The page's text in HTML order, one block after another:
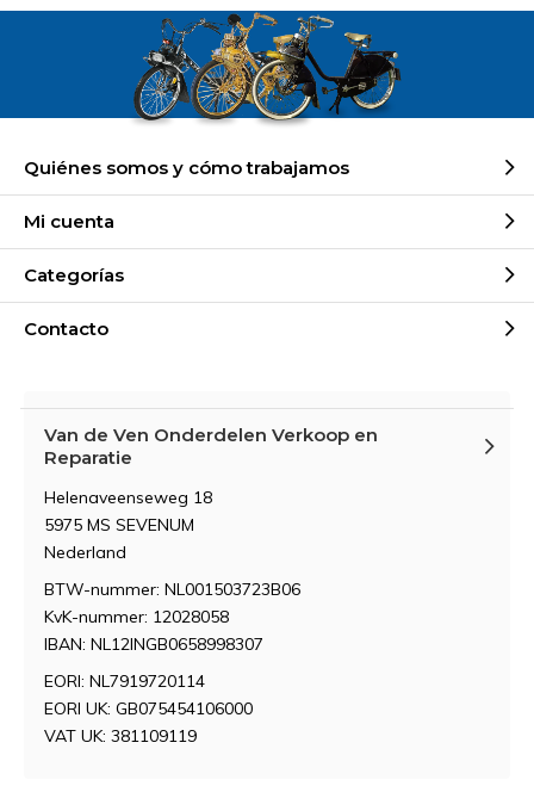
Quiénes somos y cómo trabajamos
Mi cuenta
Categorías
Contacto
Van de Ven Onderdelen Verkoop en
Reparatie
Helenaveenseweg 18
5975 MS SEVENUM
Nederland
BTW-nummer: NL001503723B06
KvK-nummer: 12028058
IBAN: NL12INGB0658998307
EORI: NL7919720114
EORI UK: GB075454106000
VAT UK: 381109119